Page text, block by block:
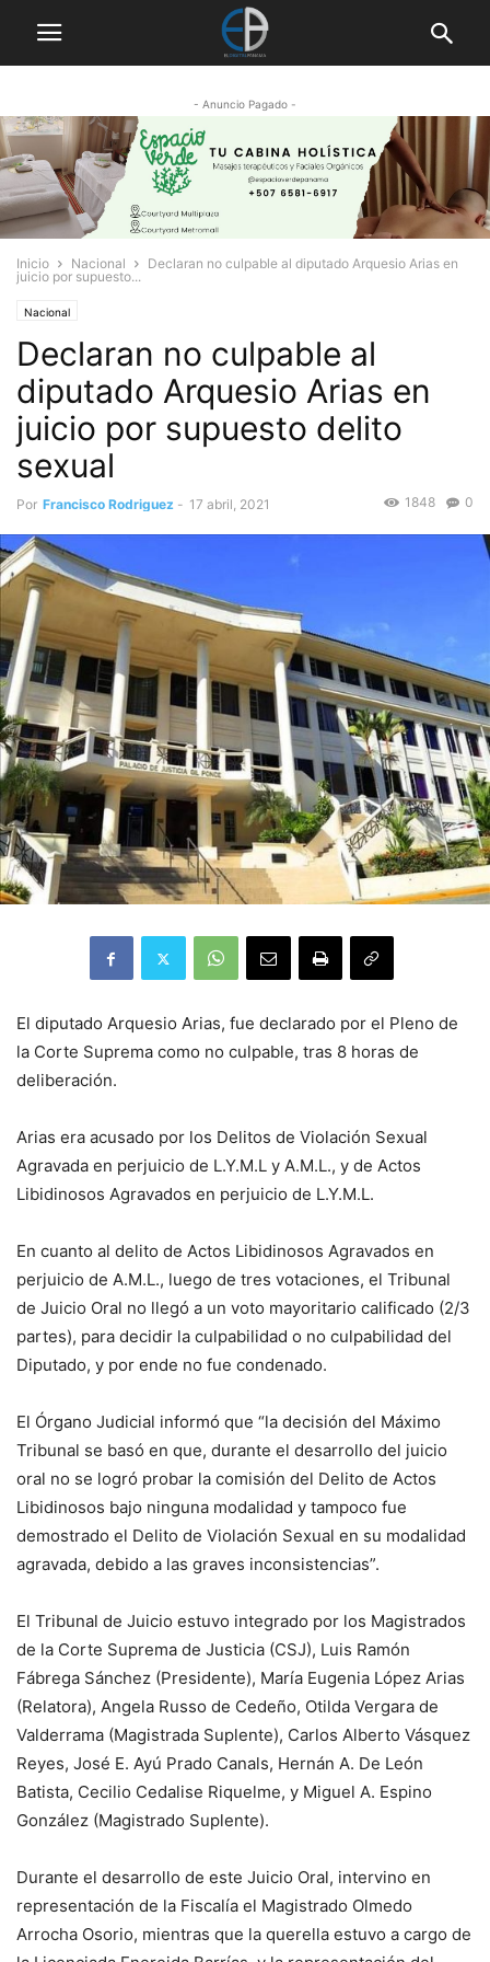
- Anuncio Pagado -
Inicio Nacional
Declaran no culpable al diputado Arquesio Arias en
juicio por supuesto...
Nacional
Declaran no culpable al
diputado Arquesio Arias en
juicio por supuesto delito
sexual
Por Francisco Rodriguez - 17 abril, 2021 0
1848
El diputado Arquesio Arias, fue declarado por el Pleno de
la Corte Suprema como no culpable, tras 8 horas de
deliberación.
Arias era acusado por los Delitos de Violación Sexual
Agravada en perjuicio de L.Y.M.L y A.M.L., y de Actos
Libidinosos Agravados en perjuicio de L.Y.M.L.
En cuanto al delito de Actos Libidinosos Agravados en
perjuicio de A.M.L., luego de tres votaciones, el Tribunal
de Juicio Oral no llegó a un voto mayoritario calificado (2/3
partes), para decidir la culpabilidad o no culpabilidad del
Diputado, y por ende no fue condenado.
El Órgano Judicial informó que “la decisión del Máximo
Tribunal se basó en que, durante el desarrollo del juicio
oral no se logró probar la comisión del Delito de Actos
Libidinosos bajo ninguna modalidad y tampoco fue
demostrado el Delito de Violación Sexual en su modalidad
agravada, debido a las graves inconsistencias”.
El Tribunal de Juicio estuvo integrado por los Magistrados
de la Corte Suprema de Justicia (CSJ), Luis Ramón
Fábrega Sánchez (Presidente), María Eugenia López Arias
(Relatora), Angela Russo de Cedeño, Otilda Vergara de
Valderrama (Magistrada Suplente), Carlos Alberto Vásquez
Reyes, José E. Ayú Prado Canals, Hernán A. De León
Batista, Cecilio Cedalise Riquelme, y Miguel A. Espino
González (Magistrado Suplente).
Durante el desarrollo de este Juicio Oral, intervino en
representación de la Fiscalía el Magistrado Olmedo
Arrocha Osorio, mientras que la querella estuvo a cargo de